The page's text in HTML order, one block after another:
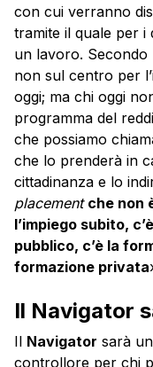
con cui verranno
tramite il quale per i
un lavoro. Secondo
non sul centro per
oggi; ma chi oggi
programma del
che possiamo
che lo prenderà in
cittadinanza e lo
placement che non
l’impiego subito,
pubblico, c’è la
formazione privata
Il Navigator
Il Navigator sarà
controllore per chi